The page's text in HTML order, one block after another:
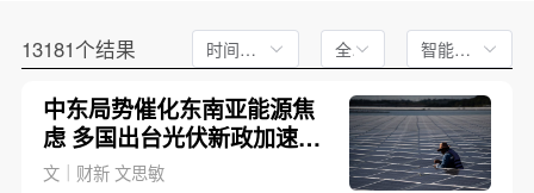
13181个结果 时间不限 全文 智能排序
中东局势催化东南亚能源焦
虑 多国出台光伏新政加速转
型
文｜财新 文思敏